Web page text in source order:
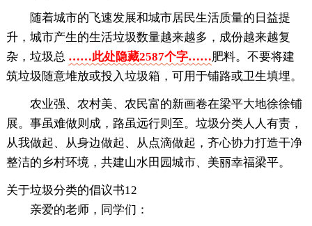
随着城市的飞速发展和城市居民生活质量的日益提
升，城市产生的生活垃圾数量越来越多，成份越来越复
杂，垃圾总 ……此处隐藏2587个字……肥料。不要将建
筑垃圾随意堆放或投入垃圾箱，可用于铺路或卫生填埋。
农业强、农村美、农民富的新画卷在梁平大地徐徐铺
展。事虽难做则成，路虽远行则至。垃圾分类人人有责，
从我做起、从身边做起、从点滴做起，齐心协力打造干净
整洁的乡村环境，共建山水田园城市、美丽幸福梁平。
关于垃圾分类的倡议书12
亲爱的老师，同学们：